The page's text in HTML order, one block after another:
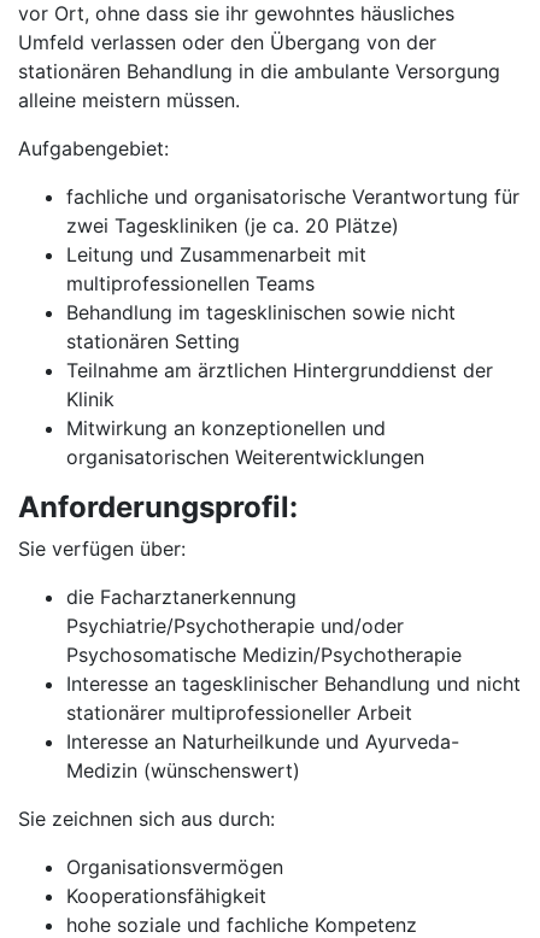
vor Ort, ohne dass sie ihr gewohntes häusliches
Umfeld verlassen oder den Übergang von der
stationären Behandlung in die ambulante Versorgung
alleine meistern müssen.
Aufgabengebiet:
fachliche und organisatorische Verantwortung für
zwei Tageskliniken (je ca. 20 Plätze)
Leitung und Zusammenarbeit mit
multiprofessionellen Teams
Behandlung im tagesklinischen sowie nicht
stationären Setting
Teilnahme am ärztlichen Hintergrunddienst der
Klinik
Mitwirkung an konzeptionellen und
organisatorischen Weiterentwicklungen
Anforderungsprofil:
Sie verfügen über:
die Facharztanerkennung
Psychiatrie/Psychotherapie und/oder
Psychosomatische Medizin/Psychotherapie
Interesse an tagesklinischer Behandlung und nicht
stationärer multiprofessioneller Arbeit
Interesse an Naturheilkunde und Ayurveda-
Medizin (wünschenswert)
Sie zeichnen sich aus durch:
Organisationsvermögen
Kooperationsfähigkeit
hohe soziale und fachliche Kompetenz